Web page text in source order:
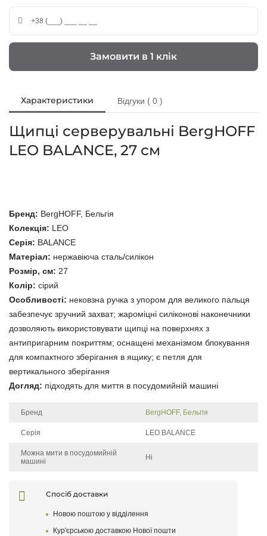
Замовити в 1 клік
Характеристики Відгуки ( 0 )
Щипці серверувальні BergHOFF
LEO BALANCE, 27 см
Бренд: BergHOFF, Бельгія
Колекція: LEO
Серія: BALANCE
Матеріал: нержавіюча сталь/силікон
Розмір, см: 27
Колір: сірий
Особливості: нековзна ручка з упором для великого пальця
забезпечує зручний захват; жароміцні силіконові наконечники
дозволяють використовувати щипці на поверхнях з
антипригарним покриттям; оснащені механізмом блокування
для компактного зберігання в ящику; є петля для
вертикального зберігання
Догляд: підходять для миття в посудомийній машині
Бренд BergHOFF, Бельгія
Серія LEO BALANCE
Можна мити в посудомийній
машині
Ні
Написати відгук
Спосіб доставки
Новою поштою у відділення
Кур'єрською доставкою Нової пошти